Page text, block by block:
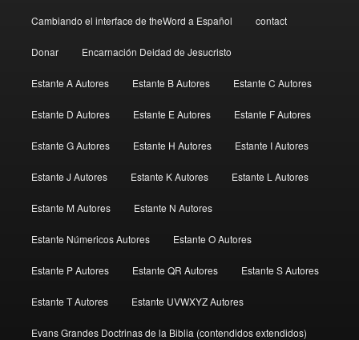
Cambiando el interface de theWord a Español contact
Donar Encarnación Deidad de Jesucristo
Estante A Autores Estante B Autores Estante C Autores
Estante D Autores Estante E Autores Estante F Autores
Estante G Autores Estante H Autores Estante I Autores
Estante J Autores Estante K Autores Estante L Autores
Estante M Autores Estante N Autores
Estante Númericos Autores Estante O Autores
Estante P Autores Estante QR Autores Estante S Autores
Estante T Autores Estante UVWXYZ Autores
Evans Grandes Doctrinas de la Biblia (contendidos extendidos)